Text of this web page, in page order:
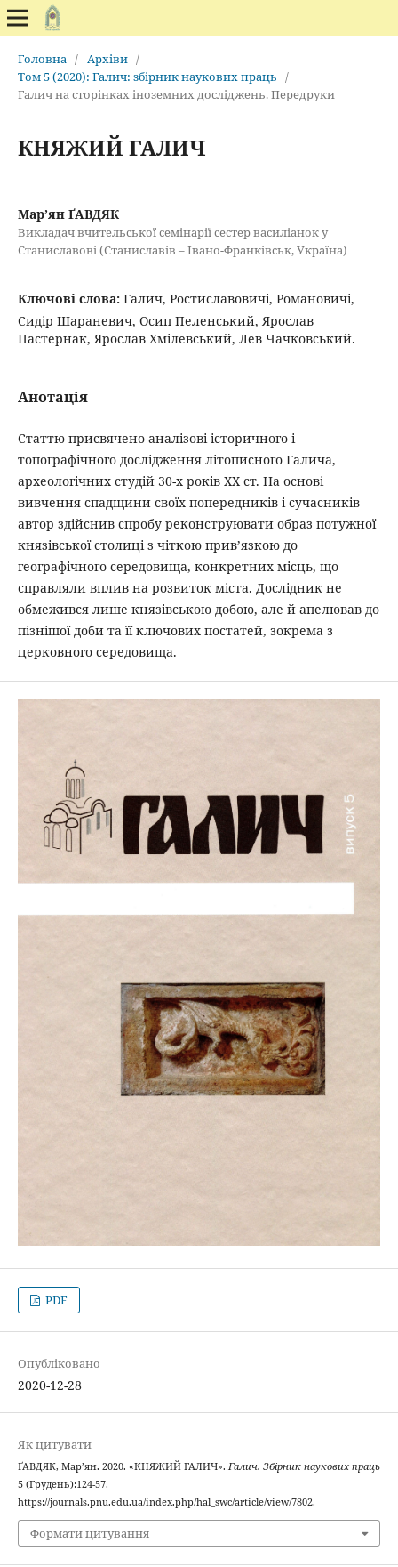
Головна / Архіви /
Том 5 (2020): Галич: збірник наукових праць /
Галич на сторінках іноземних досліджень. Передруки
КНЯЖИЙ ГАЛИЧ
Мар’ян ҐАВДЯК
Викладач вчительської семінарії сестер василіанок у
Станиславові (Станиславів – Івано-Франківськ, Україна)
Ключові слова: Галич, Ростиславовичі, Романовичі,
Сидір Шараневич, Осип Пеленський, Ярослав
Пастернак, Ярослав Хмілевський, Лев Чачковський.
Анотація
Статтю присвячено аналізові історичного і
топографічного дослідження літописного Галича,
археологічних студій 30-х років ХХ ст. На основі
вивчення спадщини своїх попередників і сучасників
автор здійснив спробу реконструювати образ потужної
князівської столиці з чіткою прив’язкою до
географічного середовища, конкретних місць, що
справляли вплив на розвиток міста. Дослідник не
обмежився лише князівською добою, але й апелював до
пізнішої доби та її ключових постатей, зокрема з
церковного середовища.
PDF
Опубліковано
2020-12-28
Як цитувати
ҐАВДЯК, Мар’ян. 2020. «КНЯЖИЙ ГАЛИЧ». Галич. Збірник наукових праць
5 (Грудень):124-57.
https://journals.pnu.edu.ua/index.php/hal_swc/article/view/7802.
Формати цитування